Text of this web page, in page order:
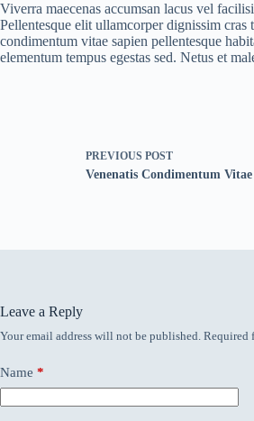
Viverra maecenas accumsan lacus vel
Pellentesque elit ullamcorper dignissim
condimentum vitae sapien pellentesque
elementum tempus egestas sed. Netus et
PREVIOUS POST
Venenatis Condimentum Vitae
Leave a Reply
Your email address will not be published. Required
Name *